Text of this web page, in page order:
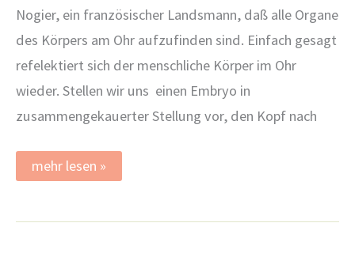
Nogier, ein französischer Landsmann, daß alle Organe
des Körpers am Ohr aufzufinden sind. Einfach gesagt
refelektiert sich der menschliche Körper im Ohr
wieder. Stellen wir uns einen Embryo in
zusammengekauerter Stellung vor, den Kopf nach
Ohrakupunktur
–
Samenkörner:
mehr lesen »